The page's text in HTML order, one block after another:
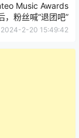
Music Awards
，粉丝喊“退团吧”
2024-2-20 15:49:42